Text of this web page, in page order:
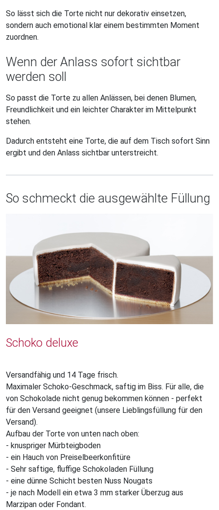
So lässt sich die Torte nicht nur dekorativ einsetzen,
sondern auch emotional klar einem bestimmten Moment
zuordnen.
Wenn der Anlass sofort sichtbar
werden soll
So passt die Torte zu allen Anlässen, bei denen Blumen,
Freundlichkeit und ein leichter Charakter im Mittelpunkt
stehen.
Dadurch entsteht eine Torte, die auf dem Tisch sofort Sinn
ergibt und den Anlass sichtbar unterstreicht.
So schmeckt die ausgewählte Füllung
Schoko deluxe
Versandfähig und 14 Tage frisch.
Maximaler Schoko-Geschmack, saftig im Biss. Für alle, die
von Schokolade nicht genug bekommen können - perfekt
für den Versand geeignet (unsere Lieblingsfüllung für den
Versand).
Aufbau der Torte von unten nach oben:
- knuspriger Mürbteigboden
- ein Hauch von Preiselbeerkonfitüre
- Sehr saftige, fluffige Schokoladen Füllung
- eine dünne Schicht besten Nuss Nougats
- je nach Modell ein etwa 3 mm starker Überzug aus
Marzipan oder Fondant.